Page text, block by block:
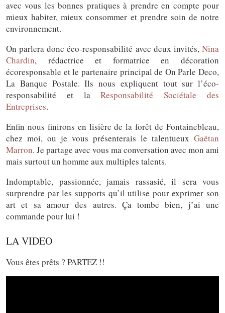
avec vous les bonnes pratiques à prendre en compte pour
mieux habiter, mieux consommer et prendre soin de notre
environnement.
On parlera donc éco-responsabilité avec deux invités, Nina
Chardin, rédactrice et formatrice en décoration
écoresponsable et le partenaire principal de On Parle Deco,
La Banque Postale. Ils nous expliquent tout sur l’éco-
responsabilité et laResponsabilité Sociétale des
Entreprises.
Enfin nous finirons en lisière de la forêt de Fontainebleau,
chez moi, ou je vous présenterais le talentueux Gaëtan
Marron. Je partage avec vous ma conversation avec mon ami
mais surtout un homme aux multiples talents.
Indomptable, passionnée, jamais rassasié, il sera vous
surprendre par les supports qu’il utilise pour exprimer son
art et sa amour des autres. Ça tombe bien, j’ai une
commande pour lui !
LA VIDEO
Vous êtes prêts ? PARTEZ !!